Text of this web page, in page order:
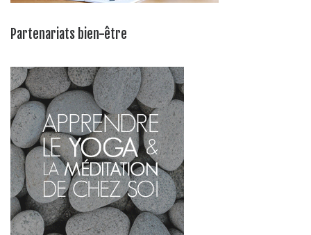
Partenariats bien-être